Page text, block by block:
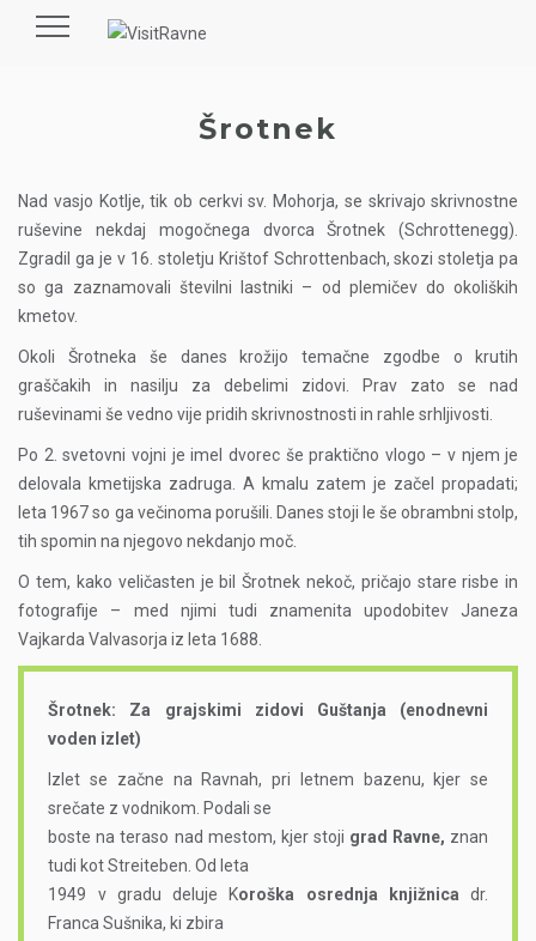
Toggle
Šrotnek
Nad vasjo Kotlje, tik ob cerkvi sv. Mohorja, se skrivajo skrivnostne
ruševine nekdaj mogočnega dvorca Šrotnek (Schrottenegg).
Zgradil ga je v 16. stoletju Krištof Schrottenbach, skozi stoletja pa
so ga zaznamovali številni lastniki – od plemičev do okoliških
kmetov.
Okoli Šrotneka še danes krožijo temačne zgodbe o krutih
graščakih in nasilju za debelimi zidovi. Prav zato se nad
ruševinami še vedno vije pridih skrivnostnosti in rahle srhljivosti.
Po 2. svetovni vojni je imel dvorec še praktično vlogo – v njem je
delovala kmetijska zadruga. A kmalu zatem je začel propadati;
leta 1967 so ga večinoma porušili. Danes stoji le še obrambni stolp,
tih spomin na njegovo nekdanjo moč.
O tem, kako veličasten je bil Šrotnek nekoč, pričajo stare risbe in
fotografije – med njimi tudi znamenita upodobitev Janeza
Vajkarda Valvasorja iz leta 1688.
Šrotnek: Za grajskimi zidovi Guštanja (enodnevni
voden izlet)
Izlet se začne na Ravnah, pri letnem bazenu, kjer se
srečate z vodnikom. Podali se
boste na teraso nad mestom, kjer stoji grad Ravne, znan
tudi kot Streiteben. Od leta
1949 v gradu deluje Koroška osrednja knjižnica dr.
Franca Sušnika, ki zbira